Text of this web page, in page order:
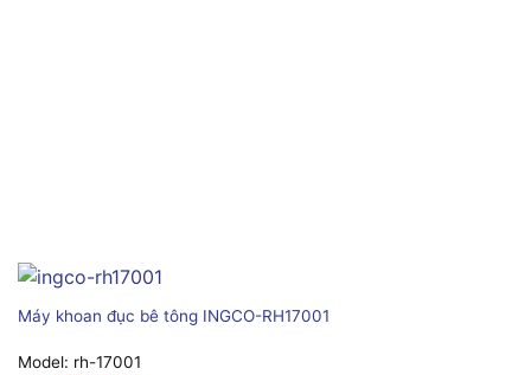
Máy khoan đục bê tông INGCO-RH17001
Model: rh-17001